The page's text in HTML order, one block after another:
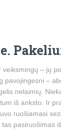
veiksmingų – jų
pavojingesni –
nelaimių.
iš anksto. Ir
ruošiamasi
pasiruošimas